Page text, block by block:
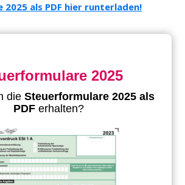
als PDF hier runterladen!
2025
die Steuerformulare 2025 als
PDF erhalten?